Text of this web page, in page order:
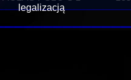
legalizacją